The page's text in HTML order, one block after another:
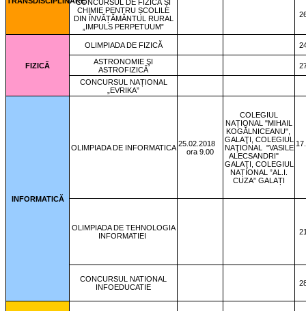
CONCURSUL DE FIZICĂ ȘI
CHIMIE PENTRU ȘCOLILE
DIN ÎNVĂȚĂMÂNTUL RURAL
„IMPULS PERPETUUM”
FIZICĂ
OLIMPIADA DE FIZICĂ
ASTRONOMIE ŞI
ASTROFIZICĂ
CONCURSUL NAȚIONAL
„EVRIKA”
INFORMATICĂ
OLIMPIADA DE INFORMATICA 25.02.2018
ora 9.00
COLEGIUL
NAȚIONAL "MIHAIL
KOGĂLNICEANU",
GALAŢI, COLEGIUL
NAŢIONAL
"VASILE
ALECSANDRI"
GALAŢI, COLEGIUL
NAȚIONAL ”AL.I.
CUZA” GALAȚI
OLIMPIADA DE TEHNOLOGIA
INFORMATIEI
CONCURSUL NATIONAL
INFOEDUCATIE